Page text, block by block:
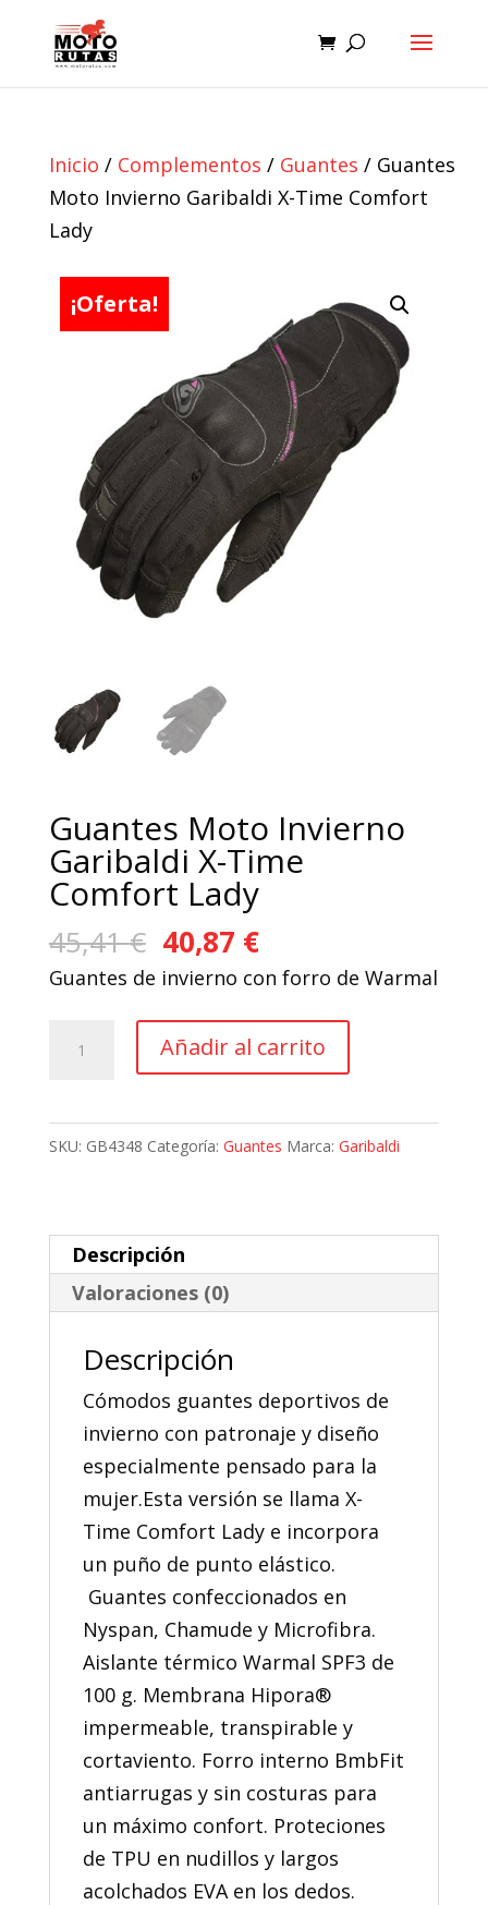
Inicio / Complementos / Guantes / Guantes
Moto Invierno Garibaldi X-Time Comfort
Lady
¡Oferta!
Guantes Moto Invierno
Garibaldi X-Time
Comfort Lady
45,41€ El
precio
era:
45,41 €.
40,87 €El
precio
es:
40,87 €.
Guantes de invierno con forro de Warmal
Comfort
Lady
cantidad
Añadir al carrito
SKU: GB4348 Categoría: Guantes Marca: Garibaldi
Descripción
Valoraciones (0)
Descripción
Cómodos guantes deportivos de
invierno con patronaje y diseño
especialmente pensado para la
mujer.Esta versión se llama X-
Time Comfort Lady e incorpora
un puño de punto elástico.
Guantes confeccionados en
Nyspan, Chamude y Microfibra.
Aislante térmico Warmal SPF3 de
100 g. Membrana Hipora®
impermeable, transpirable y
cortaviento. Forro interno BmbFit
antiarrugas y sin costuras para
un máximo confort. Proteciones
de TPU en nudillos y largos
acolchados EVA en los dedos.